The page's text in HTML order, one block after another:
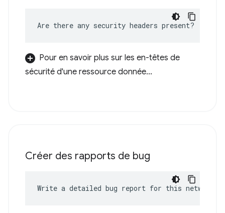
Are there any security headers present?
Pour en savoir plus sur les en-têtes de
sécurité d'une ressource donnée...
Créer des rapports de bug
Write a detailed bug report for this network